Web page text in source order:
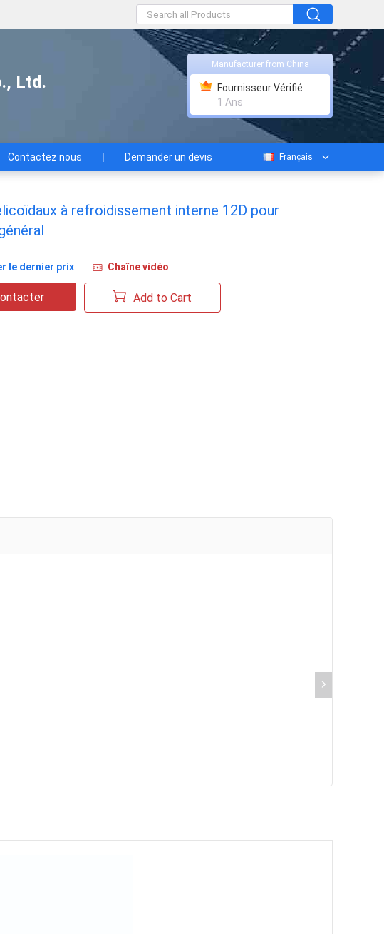
Ltd.
Manufacturer from China
Fournisseur Vérifié
1 Ans
Contactez nous Demander un devis Français
à refroidissement interne 12D pour
le dernier prix Chaîne vidéo
Add to Cart